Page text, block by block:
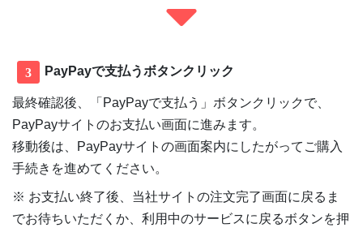
3 PayPayで支払うボタンクリック
最終確認後、「PayPayで支払う」ボタンクリックで、
PayPayサイトのお支払い画面に進みます。
移動後は、PayPayサイトの画面案内にしたがってご購入
手続きを進めてください。
※ お支払い終了後、当社サイトの注文完了画面に戻るま
でお待ちいただくか、利用中のサービスに戻るボタンを押